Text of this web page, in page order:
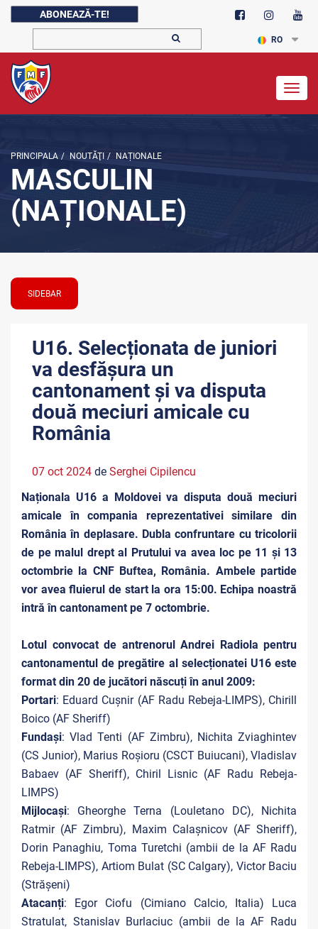
ABONEAZĂ-TE!
RO
PRINCIPALA / NOUTĂŢI / NAȚIONALE
MASCULIN
(NAȚIONALE)
SIDEBAR
U16. Selecționata de juniori
va desfășura un
cantonament și va disputa
două meciuri amicale cu
România
07 oct 2024 de Serghei Cipilencu
Naționala U16 a Moldovei va disputa două meciuri
amicale în compania reprezentativei similare din
România în deplasare. Dubla confruntare cu tricolorii
de pe malul drept al Prutului va avea loc pe 11 și 13
octombrie la CNF Buftea, România. Ambele partide
vor avea fluierul de start la ora 15:00. Echipa noastră
intră în cantonament pe 7 octombrie.
Lotul convocat de antrenorul Andrei Radiola pentru
cantonamentul de pregătire al selecționatei U16 este
format din 20 de jucători născuți în anul 2009:
Portari: Eduard Cușnir (AF Radu Rebeja-LIMPS), Chirill
Boico (AF Sheriff)
Fundași: Vlad Tenti (AF Zimbru), Nichita Zviaghintev
(CS Junior), Marius Roșioru (CSCT Buiucani), Vladislav
Babaev (AF Sheriff), Chiril Lisnic (AF Radu Rebeja-
LIMPS)
Mijlocași: Gheorghe Terna (Louletano DC), Nichita
Ratmir (AF Zimbru), Maxim Calașnicov (AF Sheriff),
Dorin Panaghiu, Toma Turetchi (ambii de la AF Radu
Rebeja-LIMPS), Artiom Bulat (SC Calgary), Victor Baciu
(Strășeni)
Atacanți: Egor Ciofu (Cimiano Calcio, Italia) Luca
Stratulat, Stanislav Burlaciuc (ambii de la AF Radu